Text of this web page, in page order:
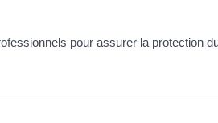
pour assurer la protection